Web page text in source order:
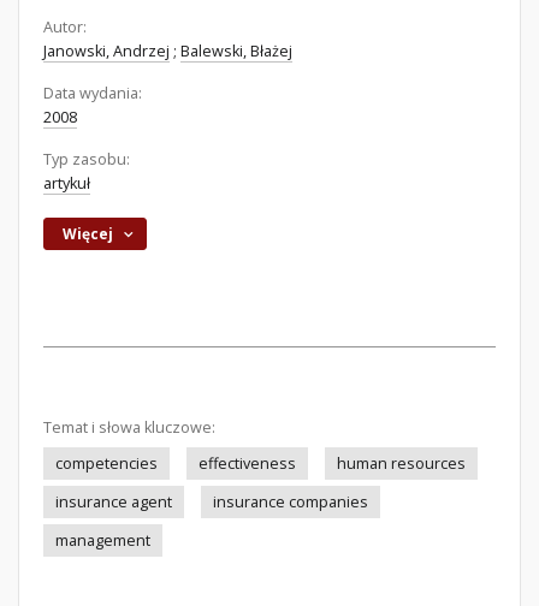
Autor:
Janowski, Andrzej ; Balewski, Błażej
Data wydania:
2008
Typ zasobu:
artykuł
Więcej
Temat i słowa kluczowe:
competencies
effectiveness
human resources
insurance agent
insurance companies
management